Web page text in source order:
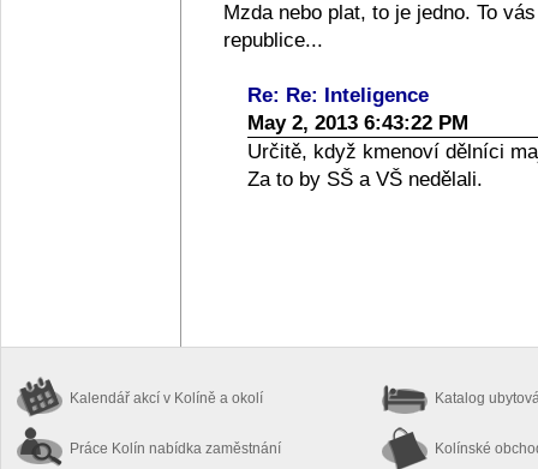
Mzda nebo plat, to je jedno. To
republice...
Re: Re: Inteligence
May 2, 2013 6:43:22 PM
Určitě, když kmenoví dělníci
Za to by SŠ a VŠ nedělali.
Kalendář akcí v Kolíně a okolí
Práce Kolín nabídka zaměstnání
Katalog
Kolínské